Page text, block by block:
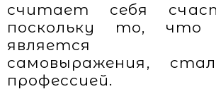
считает себя
поскольку то, что
является
самовыражения,
профессией.